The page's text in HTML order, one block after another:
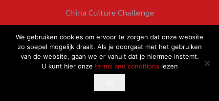
China Culture Challenge
If you continue to use this site, you agree with it.
We gebruiken cookies om ervoor te zorgen dat onze website
zo soepel mogelijk draait. Als je doorgaat met het gebruiken
van de website, gaan we er vanuit dat je hiermee instemt.
U kunt hier onze terms and conditions lezen